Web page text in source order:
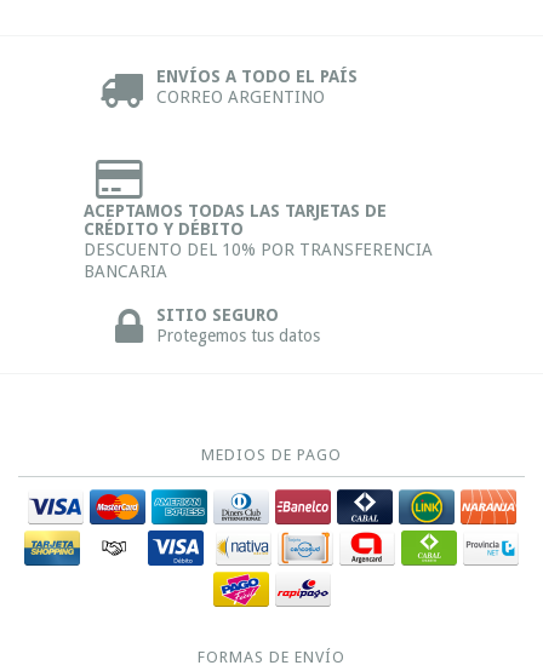
ENVÍOS A TODO EL PAÍS
CORREO ARGENTINO
ACEPTAMOS TODAS LAS TARJETAS DE
CRÉDITO Y DÉBITO
DESCUENTO DEL 10% POR TRANSFERENCIA
BANCARIA
SITIO SEGURO
Protegemos tus datos
MEDIOS DE PAGO
FORMAS DE ENVÍO